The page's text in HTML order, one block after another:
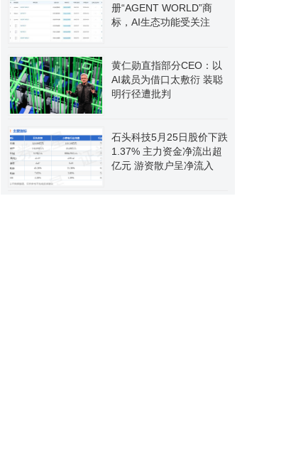
册“AGENT WORLD”商
标，AI生态功能受关注
黄仁勋直指部分CEO：以
AI裁员为借口太敷衍 装聪
明行径遭批判
石头科技5月25日股价下跌
1.37% 主力资金净流出超
亿元 游资散户呈净流入